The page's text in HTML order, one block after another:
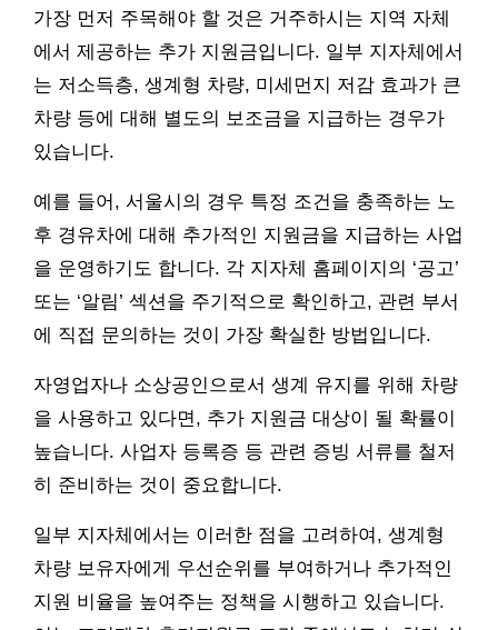
가장 먼저 주목해야 할 것은 거주하시는 지역 자체
에서 제공하는 추가 지원금입니다. 일부 지자체에서
는 저소득층, 생계형 차량, 미세먼지 저감 효과가 큰
차량 등에 대해 별도의 보조금을 지급하는 경우가
있습니다.
예를 들어, 서울시의 경우 특정 조건을 충족하는 노
후 경유차에 대해 추가적인 지원금을 지급하는 사업
을 운영하기도 합니다. 각 지자체 홈페이지의 ‘공고’
또는 ‘알림’ 섹션을 주기적으로 확인하고, 관련 부서
에 직접 문의하는 것이 가장 확실한 방법입니다.
자영업자나 소상공인으로서 생계 유지를 위해 차량
을 사용하고 있다면, 추가 지원금 대상이 될 확률이
높습니다. 사업자 등록증 등 관련 증빙 서류를 철저
히 준비하는 것이 중요합니다.
일부 지자체에서는 이러한 점을 고려하여, 생계형
차량 보유자에게 우선순위를 부여하거나 추가적인
지원 비율을 높여주는 정책을 시행하고 있습니다.